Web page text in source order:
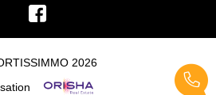
2026